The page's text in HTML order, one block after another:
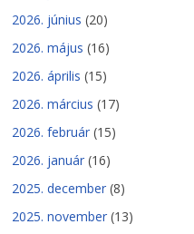
2026. június (20)
2026. május (16)
2026. április (15)
2026. március (17)
2026. február (15)
2026. január (16)
2025. december (8)
2025. november (13)